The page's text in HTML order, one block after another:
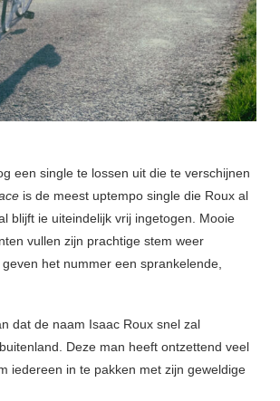
een single te lossen uit die te verschijnen
is de meest uptempo single die Roux al
blijft ie uiteindelijk vrij ingetogen. Mooie
vullen zijn prachtige stem weer
het nummer een sprankelende,
dat de naam Isaac Roux snel zal
Deze man heeft ontzettend veel
iedereen in te pakken met zijn geweldige